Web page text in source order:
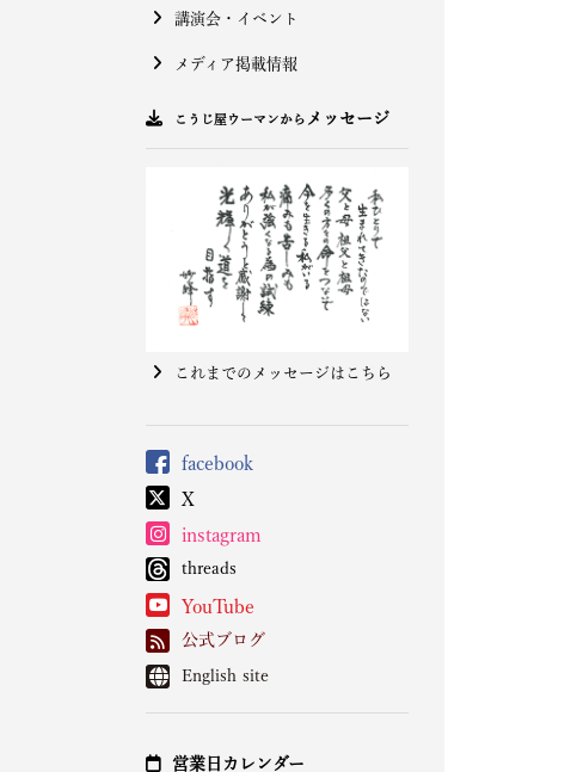
講演会・イベント
メディア掲載情報
こうじ屋ウーマンから メッセージ
これまでのメッセージはこちら
facebook
X
instagram
threads
YouTube
公式ブログ
English site
営業日カレンダー